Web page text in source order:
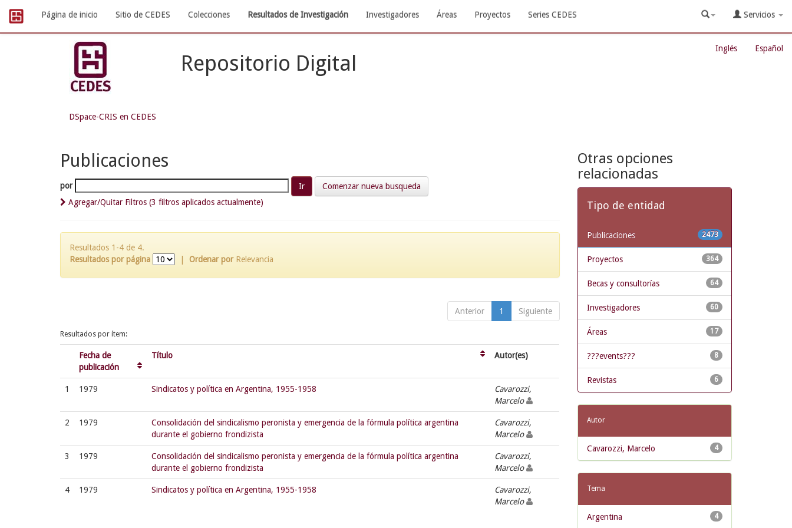
navigation
Página de inicio Sitio de CEDES Colecciones Resultados de Investigación Investigadores Áreas Proyectos Series CEDES Servicios
Inglés Español
Repositorio Digital
DSpace-CRIS en CEDES
Publicaciones
por
Comenzar nueva busqueda
Agregar/Quitar Filtros (3 filtros aplicados actualmente)
Resultados 1-4 de 4.
Resultados por página
Ordenar por Relevancia
Anterior 1 Siguiente
Resultados por ítem:
Fecha de
publicación
Título Autor(es)
1 1979 Sindicatos y política en Argentina, 1955-1958
Cavarozzi,
Marcelo
2 1979
Consolidación del sindicalismo peronista y emergencia de la fórmula política argentina
durante el gobierno frondizista
Cavarozzi,
Marcelo
3 1979
Consolidación del sindicalismo peronista y emergencia de la fórmula política argentina
durante el gobierno frondizista
Cavarozzi,
Marcelo
4 1979 Sindicatos y política en Argentina, 1955-1958
Cavarozzi,
Marcelo
Otras opciones
relacionadas
Tipo de entidad
2473
Publicaciones
364
Proyectos
64
Becas y consultorías
60
Investigadores
17
Áreas
8
???events???
6
Revistas
Autor
4
Cavarozzi, Marcelo
Tema
4
Argentina